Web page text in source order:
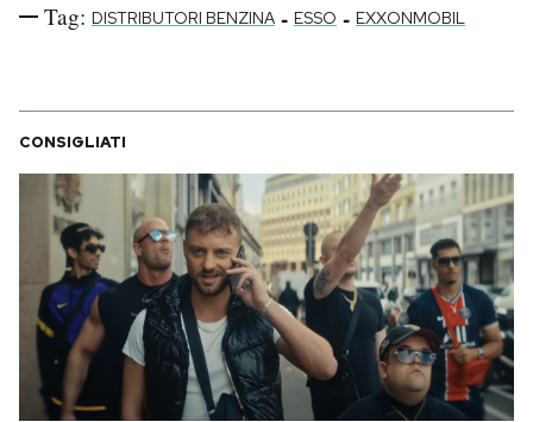
Tag: DISTRIBUTORI BENZINA - ESSO - EXXONMOBIL
CONSIGLIATI